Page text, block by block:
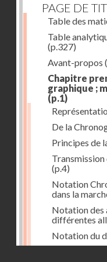
PAGE DE
Table des
Table
(p.327)
Avant-propos
Chapitre
graphique ;
(p.1)
De la
Principes de
(p.4)
Notation
dans la
Notation des
différentes
Notation du